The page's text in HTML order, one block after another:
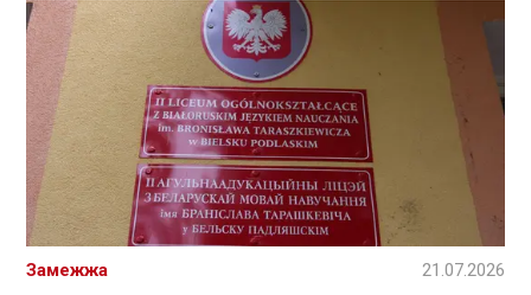
Замежжа 21.07.2026